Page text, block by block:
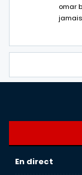
omar
En direct